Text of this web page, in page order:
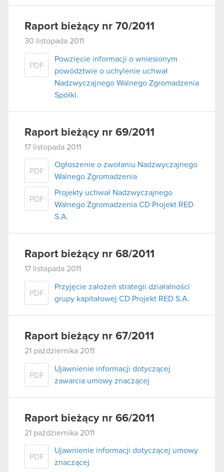
Raport bieżący nr 70/2011
30 listopada 2011
PDF
Powzięcie informacji o wniesionym
powództwie o uchylenie uchwał
Nadzwyczajnego Walnego Zgromadzenia
Spółki.
Raport bieżący nr 69/2011
17 listopada 2011
PDF
Ogłoszenie o zwołaniu Nadzwyczajnego
Walnego Zgromadzenia
PDF
Projekty uchwał Nadzwyczajnego
Walnego Zgromadzenia CD Projekt RED
S.A.
Raport bieżący nr 68/2011
17 listopada 2011
PDF
Przyjęcie założeń strategii działalności
grupy kapitałowej CD Projekt RED S.A.
Raport bieżący nr 67/2011
21 października 2011
PDF
Ujawnienie informacji dotyczącej
zawarcia umowy znaczącej
Raport bieżący nr 66/2011
21 października 2011
PDF
Ujawnienie informacji dotyczącej umowy
znaczącej